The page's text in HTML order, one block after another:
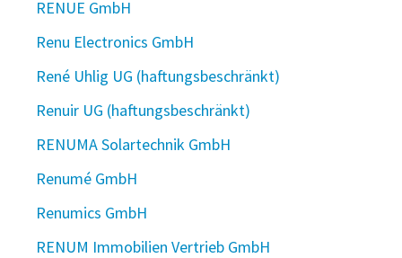
RENUE GmbH
Renu Electronics GmbH
René Uhlig UG (haftungsbeschränkt)
Renuir UG (haftungsbeschränkt)
RENUMA Solartechnik GmbH
Renumé GmbH
Renumics GmbH
RENUM Immobilien Vertrieb GmbH